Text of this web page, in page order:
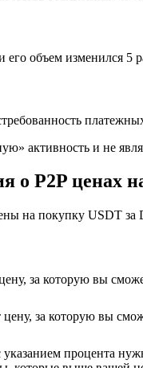
объем изменился 5
активность и не
о P2P ценах
на покупку USDT за
за которую вы
цену, за которую вы
процента